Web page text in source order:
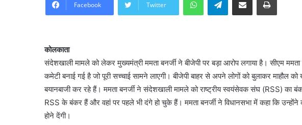
Facebook Twitter
कोलकाता
संदेशखाली मामले को लेकर मुख्यमंत्री ममता बनर्जी ने बीजेपी पर बड़ा आरोप लगाया है। सीएम
कमेटी बनाई गई है जो पूरी सच्चाई सामने लाएगी। बीजेपी बाहर से अपने लोगों को बुलाकर माहौल
बयानबाजी कर रहे हैं। ममता बनर्जी ने संदेशखाली मामले को राष्ट्रीय स्वयंसेवक संघ (RSS) का
RSS के बंकर हैं और वहां पर पहले भी दंगे हो चुके हैं। ममता बनर्जी ने विधानसभा में कहा कि उन्होंने
होने देंगी।